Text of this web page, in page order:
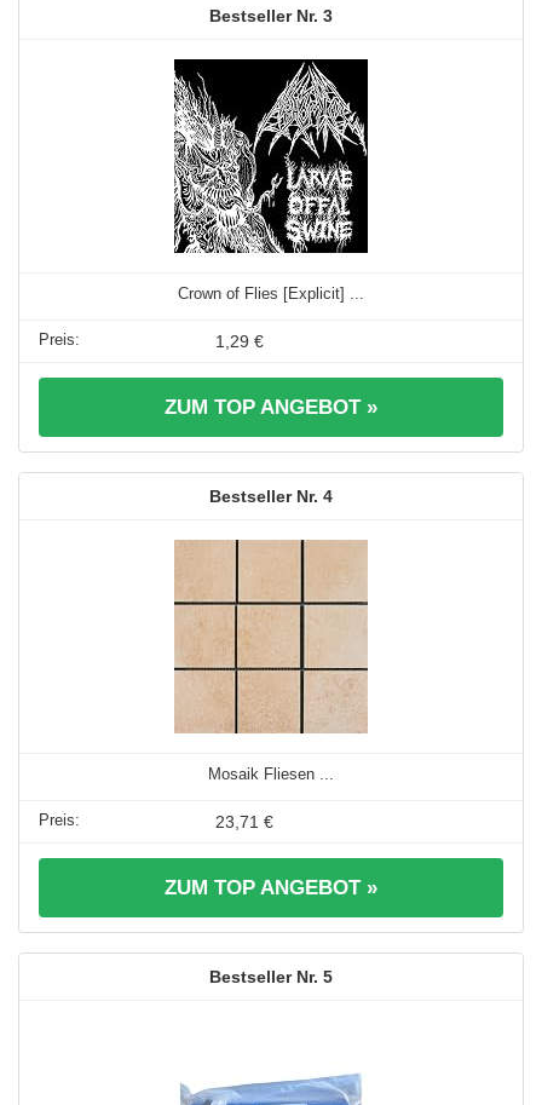
3
Crown of Flies [Explicit] ...
1,29 €
ZUM TOP ANGEBOT »
4
Mosaik Fliesen ...
23,71 €
ZUM TOP ANGEBOT »
5